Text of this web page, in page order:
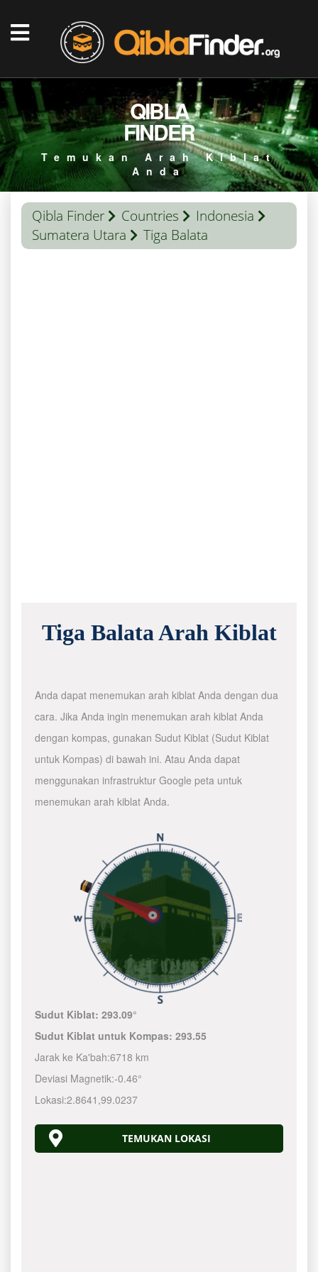
QIBLA
FINDER
Temukan Arah Kiblat
Anda
Qibla Finder Countries
Indonesia
Sumatera Utara
Tiga Balata
Tiga Balata Arah Kiblat
Anda dapat menemukan arah kiblat Anda dengan dua
cara. Jika Anda ingin menemukan arah kiblat Anda
dengan kompas, gunakan Sudut Kiblat (Sudut Kiblat
untuk Kompas) di bawah ini. Atau Anda dapat
menggunakan infrastruktur Google peta untuk
menemukan arah kiblat Anda.
Sudut Kiblat:293.09°
Sudut Kiblat untuk Kompas:293.55
Jarak ke Ka'bah:6718 km
Deviasi Magnetik:-0.46°
Lokasi:2.8641 ,99.0237
TEMUKAN LOKASI